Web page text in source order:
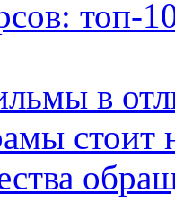
топ-
в
стоит